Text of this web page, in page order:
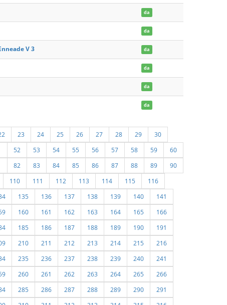
da
da
V 3 da
da
da
da
23 24 25 26 27 28 29
30
52 53 54 55 56 57 58 59
60
82 83 84 85 86 87 88 89
90
110 111 112 113 114 115
116
135 136 137 138 139 140
141
160 161 162 163 164 165
166
185 186 187 188 189 190
191
210 211 212 213 214 215
216
235 236 237 238 239 240
241
260 261 262 263 264 265
266
285 286 287 288 289 290
291